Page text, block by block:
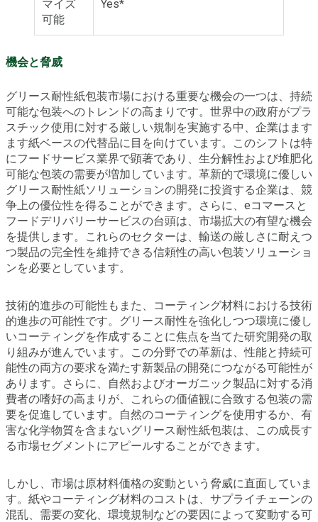
マイズ
可能
Yes*
機会と脅威
グリース耐性紙包装市場における重要な機会の一つは、持続
可能な包装へのトレンドの高まりです。世界中の政府がプラ
スチック使用に対する厳しい規制を実施する中、企業はます
ます紙ベースの代替品に目を向けています。このシフトは特
にフードサービス業界で顕著であり、生分解性および堆肥化
可能な包装の需要が増加しています。革新的で環境に優しい
グリース耐性紙ソリューションの開発に投資する企業は、競
争上の優位性を得ることができます。さらに、eコマースと
フードデリバリーサービスの台頭は、市場拡大の有望な機会
を提供します。これらのセクターは、輸送の厳しさに耐えつ
つ製品の完全性を維持できる信頼性の高い包装ソリューショ
ンを必要としています。
技術的進歩の可能性もまた、コーティング材料における技術
的進歩の可能性です。グリース耐性を強化しつつ環境に優し
いコーティングを作成することに焦点を当てた研究開発の取
り組みが進んでいます。この分野での革新は、性能と持続可
能性の両方の要求を満たす新製品の開発につながる可能性が
あります。さらに、自然およびオーガニック製品に対する消
費者の嗜好の高まりが、これらの価値観に合致する包装の需
要を促進しています。自然のコーティングを使用するか、有
害な化学物質を含まないグリース耐性紙包装は、この成長す
る市場セグメントにアピールすることができます。
しかし、市場は原材料価格の変動という脅威に直面していま
す。紙やコーティング材料のコストは、サプライチェーンの
混乱、需要の変化、環境規制などの要因によって変動する可